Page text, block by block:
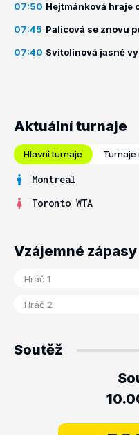
07:50 Hejtmánková hraje
07:45 Palicová se znovu
07:40 Svitolinová jasně
Aktuální turnaje
Hlavní turnaje Turnaje
Montreal
Toronto WTA
Vzájemné zápasy
Soutěž